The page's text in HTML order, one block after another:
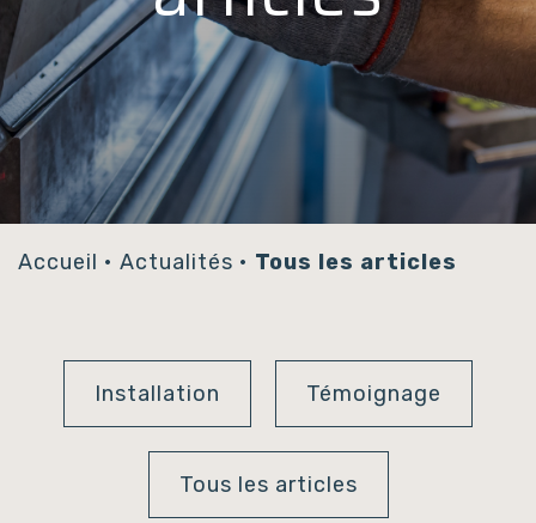
Accueil • Actualités • Tous les articles
Installation Témoignage
Tous les articles